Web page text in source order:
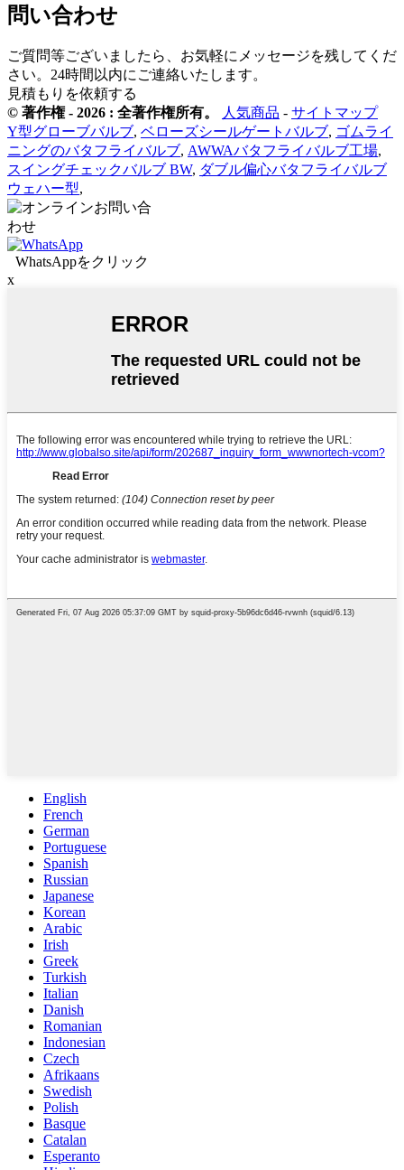
問い合わせ
ご質問等ございましたら、お気軽にメッセージを残してくだ
さい。24時間以内にご連絡いたします。
見積もりを依頼する
© 著作権 - 2026 : 全著作権所有。
人気商品 - サイトマップ
Y型グローブバルブ, ベローズシールゲートバルブ, ゴムライ
ニングのバタフライバルブ, AWWAバタフライバルブ工場,
スイングチェックバルブ BW, ダブル偏心バタフライバルブ
ウェハー型,
WhatsAppをクリック
x
English
French
German
Portuguese
Spanish
Russian
Japanese
Korean
Arabic
Irish
Greek
Turkish
Italian
Danish
Romanian
Indonesian
Czech
Afrikaans
Swedish
Polish
Basque
Catalan
Esperanto